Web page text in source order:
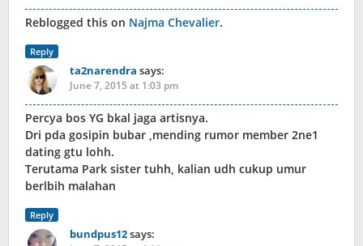
Reblogged this on Najma Chevalier.
Reply
ta2narendra says:
June 7, 2015 at 1:03 pm
Percya bos YG bkal jaga artisnya.
Dri pda gosipin bubar ,mending rumor member 2ne1
dating gtu lohh.
Terutama Park sister tuhh, kalian udh cukup umur
berlbih malahan
Reply
bundpus12says: